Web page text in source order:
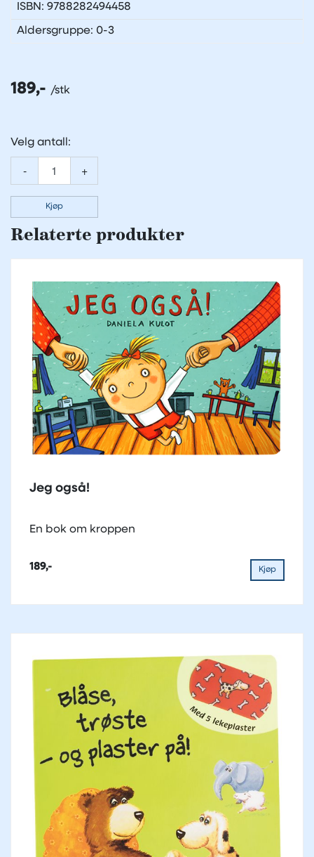
ISBN: 9788282494458
Aldersgruppe: 0-3
189,-
Velg antall:
- +
Kjøp
Relaterte produkter
Jeg også!
En bok om kroppen
189,- Kjøp